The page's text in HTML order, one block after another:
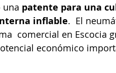
una patente para una
inflable.  El
comercial en Escocia
económico